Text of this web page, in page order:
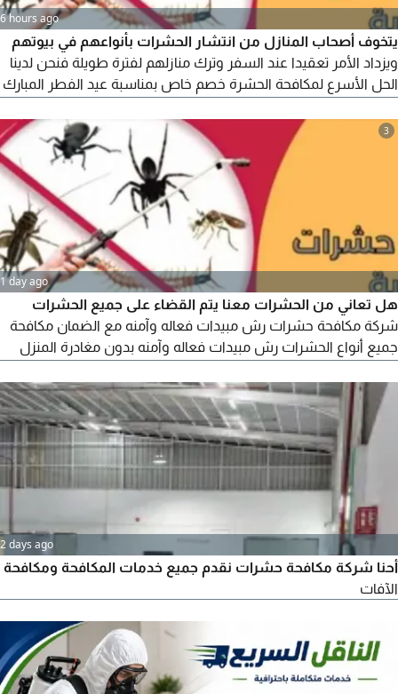
6 hours ago
يتخوف أصحاب المنازل من انتشار الحشرات بأنواعهم في بيوتهم
ويزداد الأمر تعقيدا عند السفر وترك منازلهم لفترة طويلة فنحن لدينا
الحل الأسرع لمكافحة الحشرة خصم خاص بمناسبة عيد الفطر المبارك
النمل الأسود شركة مكافحة الصراصير شركة مكافحة فئران مكافحة
القرضة سيارات مجهز بأفضل مواد في مجال مكافحة الحشرات ورش
المبيدات الأمنة علي صحة
3
1 day ago
هل تعاني من الحشرات معنا يتم القضاء على جميع الحشرات
شركة مكافحة حشرات رش مبيدات فعاله وآمنه مع الضمان مكافحة
جميع أنواع الحشرات رش مبيدات فعاله وآمنه بدون مغادرة المنزل
مكافحة النامث مكافحة الفئران مكافحة العقارب مكافحة بق الفراش
رش دخان فوجر لجميع الحشرات الطائرة رش دفان قبل الصبه رش
2 days ago
أحنا شركة مكافحة حشرات نقدم جميع خدمات المكافحة ومكافحة
الآفات